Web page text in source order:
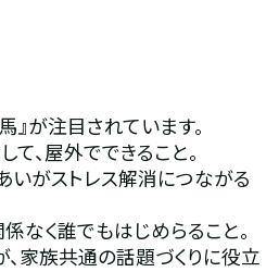
』が注目されています。
、屋外でできること。
いがストレス解消につながる
なく誰でもはじめらること。
、家族共通の話題づくりに役立